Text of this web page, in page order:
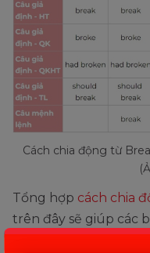
Cách chia động từ
Tổng hợp cách chia
trên đây sẽ giúp các